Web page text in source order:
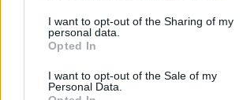
not limited to your visit or usage behaviour.
grant or deny consent to Google and its
use your data for below specified purposes
consent section.
I want to opt-out of the Sharing of my
personal data.
Opted In
I want to opt-out of the Sale of my
Personal Data.